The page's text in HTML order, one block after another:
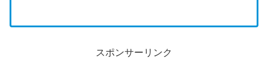
スポンサーリンク